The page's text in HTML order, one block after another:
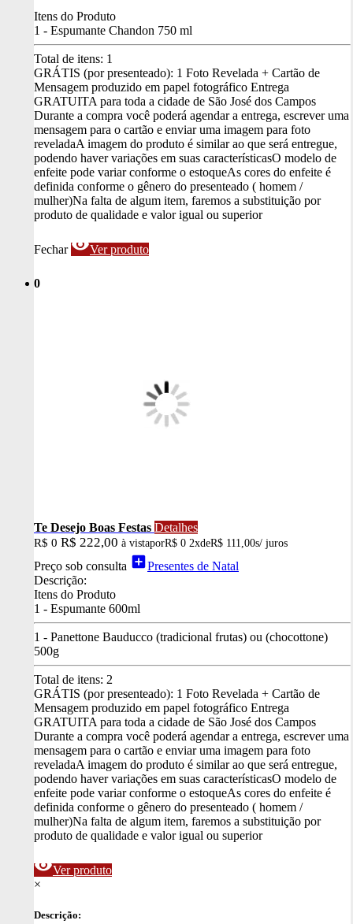
Itens do Produto
1 - Espumante Chandon 750 ml
Total de itens: 1
GRÁTIS (por presenteado): 1 Foto Revelada + Cartão de
Mensagem produzido em papel fotográfico Entrega
GRATUITA para toda a cidade de São José dos Campos
Durante a compra você poderá agendar a entrega, escrever uma
mensagem para o cartão e enviar uma imagem para foto
reveladaA imagem do produto é similar ao que será entregue,
podendo haver variações em suas característicasO modelo de
enfeite pode variar conforme o estoqueAs cores do enfeite é
definida conforme o gênero do presenteado ( homem /
mulher)Na falta de algum item, faremos a substituição por
produto de qualidade e valor igual ou superior
Fechar visibilityVer produto
0
Te Desejo Boas Festas Detalhes
R$ 0 R$ 222,00 à vistaporR$ 0 2xdeR$ 111,00s/ juros
Preço sob consulta add_boxPresentes de Natal
Descrição:
Itens do Produto
1 - Espumante 600ml
1 - Panettone Bauducco (tradicional frutas) ou (chocottone)
500g
Total de itens: 2
GRÁTIS (por presenteado): 1 Foto Revelada + Cartão de
Mensagem produzido em papel fotográfico Entrega
GRATUITA para toda a cidade de São José dos Campos
Durante a compra você poderá agendar a entrega, escrever uma
mensagem para o cartão e enviar uma imagem para foto
reveladaA imagem do produto é similar ao que será entregue,
podendo haver variações em suas característicasO modelo de
enfeite pode variar conforme o estoqueAs cores do enfeite é
definida conforme o gênero do presenteado ( homem /
mulher)Na falta de algum item, faremos a substituição por
produto de qualidade e valor igual ou superior
visibilityVer produto
×
Descrição: